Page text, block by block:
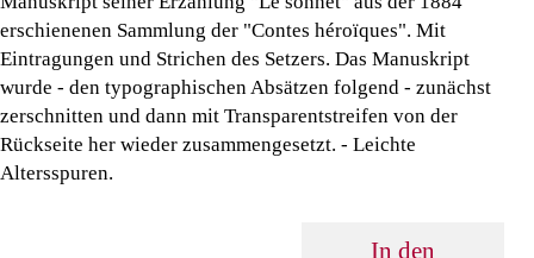
erschienenen Sammlung der "Contes héroïques". Mit
Eintragungen und Strichen des Setzers. Das Manuskript
wurde - den typographischen Absätzen folgend - zunächst
zerschnitten und dann mit Transparentstreifen von der
Rückseite her wieder zusammengesetzt. - Leichte
Altersspuren.
In den